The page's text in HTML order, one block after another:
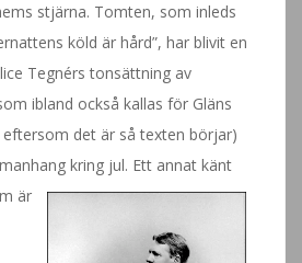
stjärna. Tomten, som inleds
köld är hård”, har blivit en
Tegnérs tonsättning av
ibland också kallas för Gläns
det är så texten börjar)
kring jul. Ett annat känt
är